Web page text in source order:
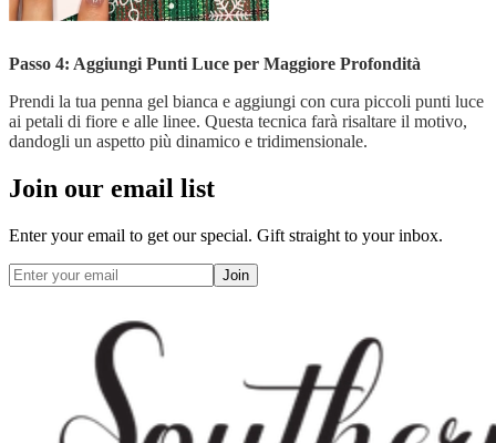
Passo 4: Aggiungi Punti Luce per Maggiore Profondità
Prendi la tua penna gel bianca e aggiungi con cura piccoli punti luce
ai petali di fiore e alle linee. Questa tecnica farà risaltare il motivo,
dandogli un aspetto più dinamico e tridimensionale.
Join our email list
Enter your email to get our special. Gift straight to your inbox.
Join